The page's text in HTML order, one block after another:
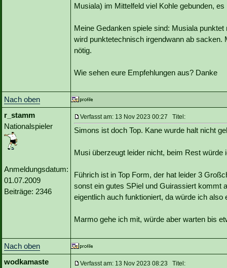
Musiala) im Mittelfeld viel Kohle gebunden,
Meine Gedanken spiele sind: Musiala
wird punktetechnisch irgendwann ab
nötig.
Wie sehen eure Empfehlungen aus? Danke
Nach oben
r_stamm
Nationalspieler
Anmeldungsdatum:
01.07.2009
Beiträge: 2346
Verfasst am: 13 Nov 2023 00:27 Titel:
Simons ist doch Top. Kane wurde halt nicht
Musi überzeugt leider nicht, beim Rest würde
Führich ist in Top Form, der hat leider 3
sonst ein gutes SPiel und Guirassiert kommt
eigentlich auch funktioniert, da würde ich also
Marmo gehe ich mit, würde aber warten bis
Nach oben
wodkamaste
Verfasst am: 13 Nov 2023 08:23 Titel: